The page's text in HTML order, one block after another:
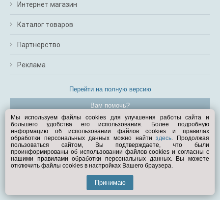
Интернет магазин
Каталог товаров
Партнерство
Реклама
Перейти на полную версию
Вам помочь?
© Exist.ru 1998—2026
Мы используем файлы cookies для улучшения работы сайта и
большего удобства его использования. Более подробную
информацию об использовании файлов cookies и правилах
обработки персональных данных можно найтиздесь. Продолжая
пользоваться сайтом, Вы подтверждаете, что были
проинформированы об использовании файлов cookies и согласны с
нашими правилами обработки персональных данных. Вы можете
отключить файлы cookies в настройках Вашего браузера.
Принимаю